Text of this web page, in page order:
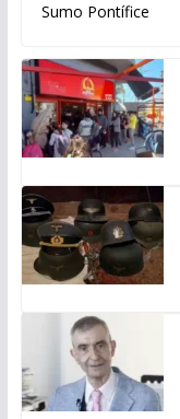
Sumo Pontífice